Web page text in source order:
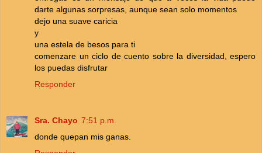
darte algunas sorpresas, aunque sean solo momentos
dejo una suave caricia
y
una estela de besos para ti
comenzare un ciclo de cuento sobre la diversidad, espero
los puedas disfrutar
Responder
Sra. Chayo 7:51 p.m.
donde quepan mis ganas.